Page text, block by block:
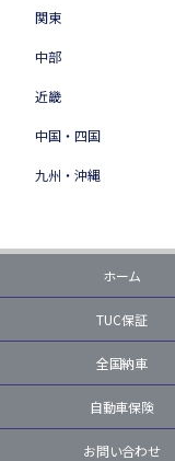
関東
中部
近畿
中国・四国
九州・沖縄
ホーム
TUC保証
全国納車
自動車保険
お問い合わせ